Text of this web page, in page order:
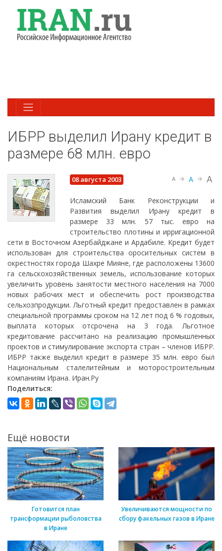
ИБРР выделил Ирану кредит в
размере 68 млн. евро
08 августа 2003 A A A
Исламский Банк Реконструкции и
Развития выделил Ирану кредит в
размере 33 млн. 57 тыс. евро на
строительство плотины и ирригационной
сети в Восточном Азербайджане и Ардабиле. Кредит будет
использован для строительства оросительных систем в
окрестностях города Шахре Мияне, где расположены 13600
га сельскохозяйственных земель, использование которых
увеличить уровень занятости местного населения на 7000
новых рабочих мест и обеспечить рост производства
сельхозпродукции. Льготный кредит предоставлен в рамках
специальной программы сроком на 12 лет под 6 % годовых,
выплата которых отсрочена на 3 года. Льготное
кредитование рассчитано на реализацию промышленных
проектов и стимулирование экспорта стран – членов ИБРР.
ИБРР также выделил кредит в размере 35 млн. евро был
Национальным сталелитейным и моторостроительным
компаниям Ирана. Иран.Ру
Поделиться:
Ещё новости
Готовится план
трансформации рыболовства
в Иране
Увеличиваются мощности по
сбору факельных газов в Иране